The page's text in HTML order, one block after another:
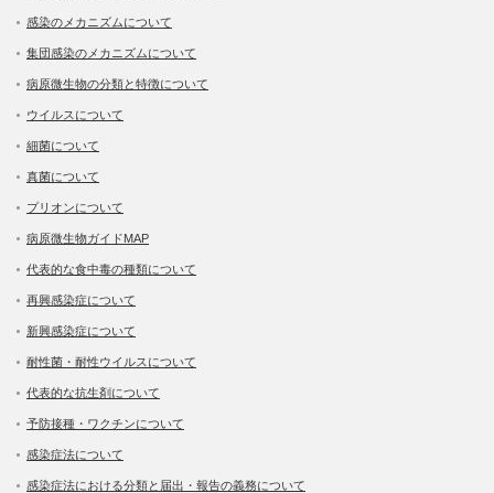
感染のメカニズムについて
集団感染のメカニズムについて
病原微生物の分類と特徴について
ウイルスについて
細菌について
真菌について
プリオンについて
病原微生物ガイドMAP
代表的な食中毒の種類について
再興感染症について
新興感染症について
耐性菌・耐性ウイルスについて
代表的な抗生剤について
予防接種・ワクチンについて
感染症法について
感染症法における分類と届出・報告の義務について